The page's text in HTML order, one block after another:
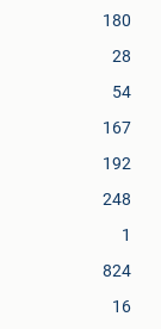
180
28
54
167
192
248
1
824
16